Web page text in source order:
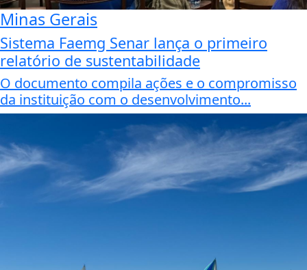
Minas Gerais
Sistema Faemg Senar lança o primeiro
relatório de sustentabilidade
O documento compila ações e o compromisso
da instituição com o desenvolvimento...